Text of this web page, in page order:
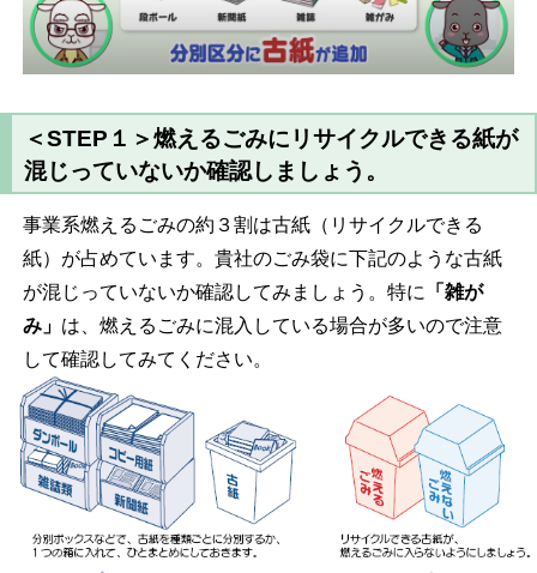
＜STEP１＞燃えるごみにリサイクルできる紙が
混じっていないか確認しましょう。
事業系燃えるごみの約３割は古紙（リサイクルできる
紙）が占めています。貴社のごみ袋に下記のような古紙
が混じっていないか確認してみましょう。特に
「雑が
み」 は、燃えるごみに混入している場合が多いので注意
して確認してみてください。